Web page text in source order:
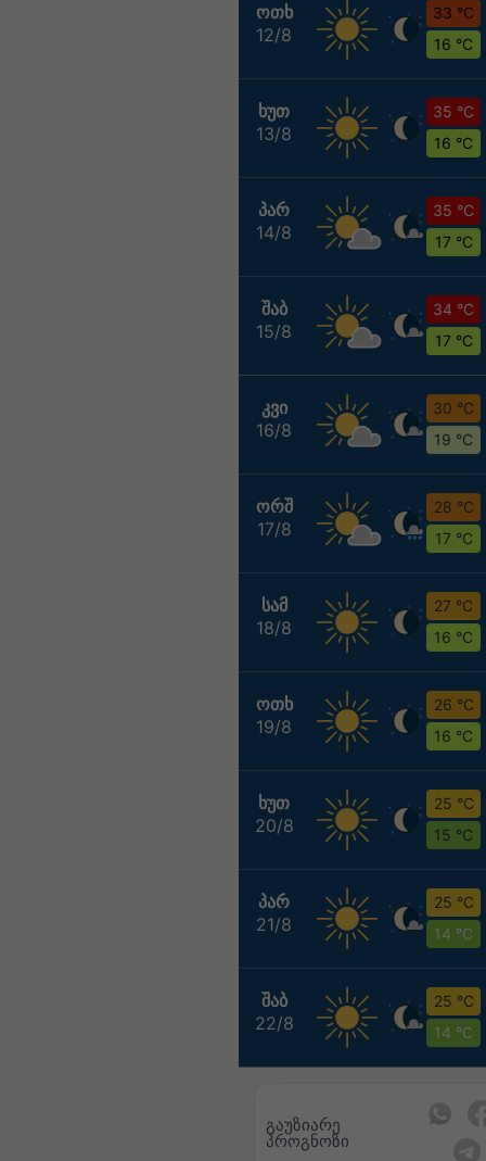
ᲝᲗᲮ
12/8
33 °C
16 °C
ᲮᲣᲗ
13/8
35 °C
16 °C
ᲞᲐᲠ
14/8
35 °C
17 °C
ᲨᲐᲑ
15/8
34 °C
17 °C
ᲙᲕᲘ
16/8
30 °C
19 °C
ᲝᲠᲨ
17/8
28 °C
17 °C
ᲡᲐᲛ
18/8
27 °C
16 °C
ᲝᲗᲮ
19/8
26 °C
16 °C
ᲮᲣᲗ
20/8
25 °C
15 °C
ᲞᲐᲠ
21/8
25 °C
14 °C
ᲨᲐᲑ
22/8
25 °C
14 °C
გაუზიარე
პროგნოზი